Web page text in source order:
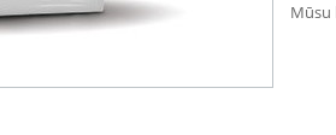
Mūsu